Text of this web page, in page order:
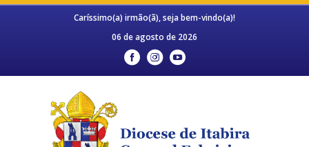
Caríssimo(a) irmão(ã), seja bem-vindo(a)!
06 de agosto de 2026